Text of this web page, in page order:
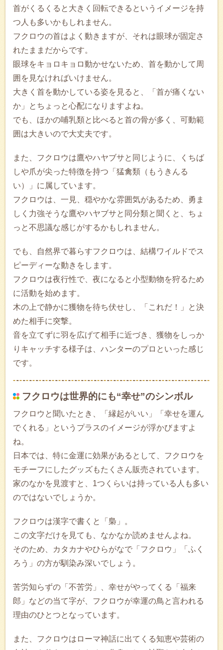
首がくるくると大きく回転できるというイメージを持
つ人も多いかもしれません。
フクロウの首はよく動きますが、それは眼球が固定さ
れたままだからです。
眼球をキョロキョロ動かせないため、首を動かして周
囲を見なければいけません。
大きく首を動かしている姿を見ると、「首が痛くない
か」とちょっと心配になりますよね。
でも、ほかの哺乳類と比べると首の骨が多く、可動範
囲は大きいので大丈夫です。
また、フクロウは鷹やハヤブサと同じように、くちば
しや爪が尖った特徴を持つ「猛禽類（もうきんる
い）」に属しています。
フクロウは、一見、穏やかな雰囲気があるため、勇ま
しく力強そうな鷹やハヤブサと同分類と聞くと、ちょ
っと不思議な感じがするかもしれません。
でも、自然界で暮らすフクロウは、結構ワイルドでス
ピーディーな動きをします。
フクロウは夜行性で、夜になると小型動物を狩るため
に活動を始めます。
木の上で静かに獲物を待ち伏せし、「これだ！」と決
めた相手に突撃。
音を立てずに羽を広げて相手に近づき、獲物をしっか
りキャッチする様子は、ハンターのプロといった感じ
です。
フクロウは世界的にも“幸せ”のシンボル
フクロウと聞いたとき、「縁起がいい」「幸せを運ん
でくれる」というプラスのイメージが浮かびますよ
ね。
日本では、特に金運に効果があるとして、フクロウを
モチーフにしたグッズもたくさん販売されています。
家のなかを見渡すと、1つくらいは持っている人も多い
のではないでしょうか。
フクロウは漢字で書くと「梟」。
この文字だけを見ても、なかなか読めませんよね。
そのため、カタカナやひらがなで「フクロウ」「ふく
ろう」の方が馴染み深いでしょう。
苦労知らずの「不苦労」、幸せがやってくる「福来
郎」などの当て字が、フクロウが幸運の鳥と言われる
理由のひとつとなっています。
また、フクロウはローマ神話に出てくる知恵や芸術の